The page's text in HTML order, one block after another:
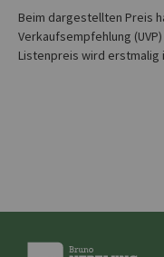
Beim dargestellten Preis
Verkaufsempfehlung
Listenpreis wird erstmalig